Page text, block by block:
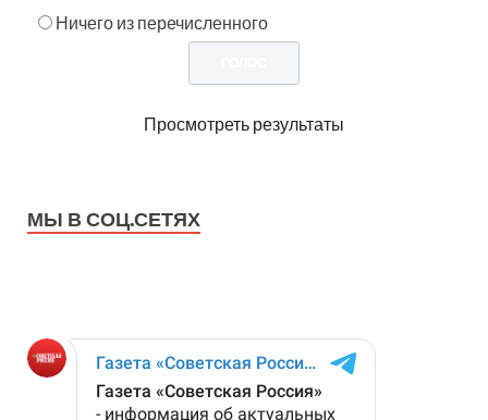
Ничего из перечисленного
Просмотреть результаты
МЫ В СОЦ.СЕТЯХ